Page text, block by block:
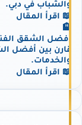
والشباب في دبي.
📖 اقرأ المقال
🏨
أفضل الشقق
قارن بين أفضل
والخدمات.
📖 اقرأ المقال